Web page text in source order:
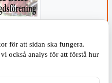
för att sidan ska fungera.
också analys för att förstå hur